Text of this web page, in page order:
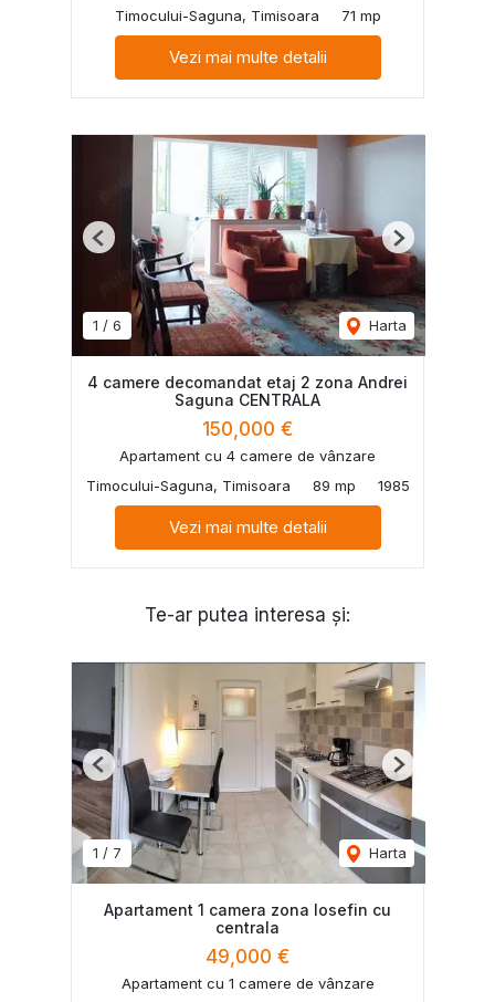
Timocului-Saguna, Timisoara
71 mp
Vezi mai multe detalii
1 / 6 Harta
Previous Next
4 camere decomandat etaj 2 zona Andrei
Saguna CENTRALA
150,000 €
Apartament cu 4 camere de vânzare
Timocului-Saguna, Timisoara
89 mp 1985
Vezi mai multe detalii
Te-ar putea interesa și:
1 / 7 Harta
Previous Next
Apartament 1 camera zona Iosefin cu
centrala
49,000 €
Apartament cu 1 camere de vânzare